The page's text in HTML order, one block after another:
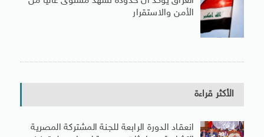
الأمن والاستقرار
الأكثر قراءة
انعقاد الدورة الرابعة للجنة المشتركة المصرية